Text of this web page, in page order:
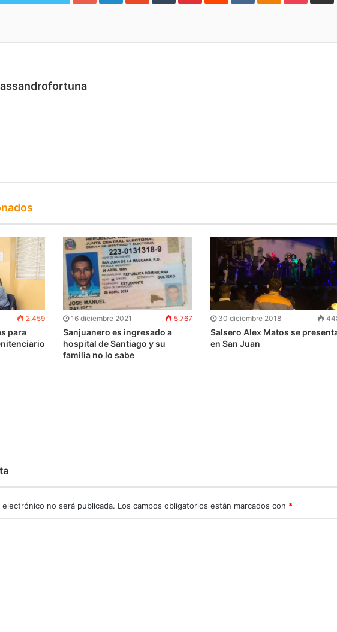
2.459
para
16 diciembre 2021 5.767
Sanjuanero es ingresado a
hospital de Santiago y su
familia no lo sabe
30 diciembre 2018
Salsero Alex Matos se
en San Juan
no será publicada. Los campos obligatorios están marcados con *